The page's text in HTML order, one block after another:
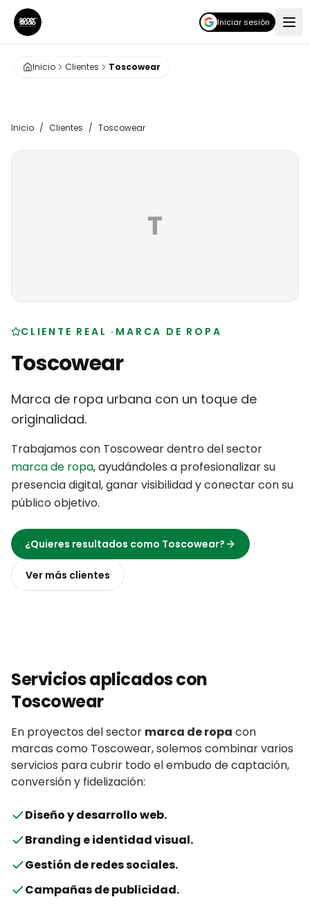
Iniciar sesión
Inicio Clientes Toscowear
Inicio / Clientes / Toscowear
T
CLIENTE REAL · MARCA DE ROPA
Toscowear
Marca de ropa urbana con un toque de
originalidad.
Trabajamos con Toscoweardentro del sector
marca de ropa,ayudándoles a profesionalizar su
presencia digital, ganar visibilidad y conectar con su
público objetivo.
¿Quieres resultados como Toscowear?
Ver más clientes
Servicios aplicados con
Toscowear
En proyectos del sector marca de ropa con
marcas como Toscowear, solemos combinar varios
servicios para cubrir todo el embudo de captación,
conversión y fidelización:
Diseño y desarrollo web.
Branding e identidad visual.
Gestión de redes sociales.
Campañas de publicidad.